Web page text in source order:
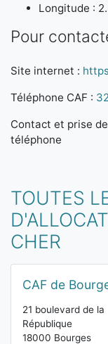
Longitude :
Pour
Site internet :
Téléphone CAF :
Contact et prise
téléphone
TOUTES
CHER
CAF de
21 boulevard de la
République
18000 Bourges